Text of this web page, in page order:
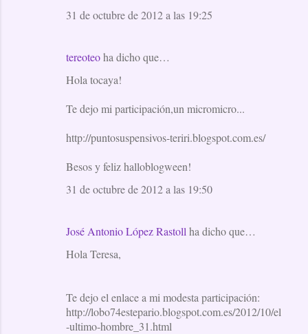
31 de octubre de 2012 a las 19:25
tereoteoha dicho que…
Hola tocaya!
Te dejo mi participación,un micromicro...
http://puntosuspensivos-teriri.blogspot.com.es/
Besos y feliz halloblogween!
31 de octubre de 2012 a las 19:50
José Antonio López Rastoll ha dicho que…
Hola Teresa,
Te dejo el enlace a mi modesta participación:
http://lobo74estepario.blogspot.com.es/2012/10/el
-ultimo-hombre_31.html